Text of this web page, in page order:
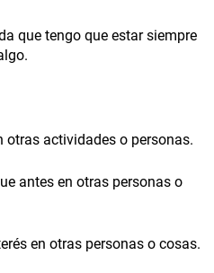
que tengo que estar siempre
otras actividades o personas.
antes en otras personas o
en otras personas o cosas.